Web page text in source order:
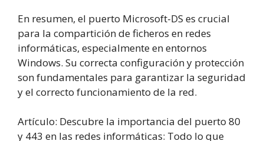
En resumen, el puerto Microsoft-DS es crucial
para la compartición de ficheros en redes
informáticas, especialmente en entornos
Windows. Su correcta configuración y protección
son fundamentales para garantizar la seguridad
y el correcto funcionamiento de la red.
Artículo: Descubre la importancia del puerto 80
y 443 en las redes informáticas: Todo lo que